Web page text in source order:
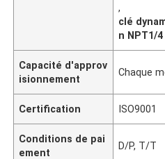
,
clé
n NPT1/4
Capacité d'approv
isionnement
Chaque
Certification ISO9001
Conditions de pai
ement
D/P, T/T